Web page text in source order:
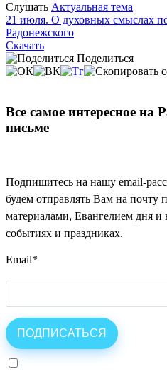
Слушать Актуальная тема
21 июля. О духовных смыслах
Радонежского
Скачать
Поделиться
Все самое интересное
письме
Подпишитесь на нашу email-
будем отправлять Вам на почту
материалами, Евангелием дня
событиях и праздниках.
Email*